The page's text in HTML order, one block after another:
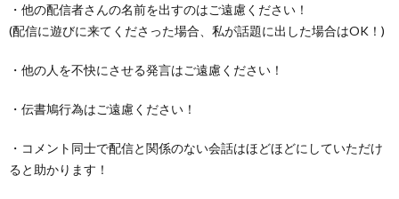
・他の配信者さんの名前を出すのはご遠慮ください！
(配信に遊びに来てくださった場合、私が話題に出した場合はOK！)
・他の人を不快にさせる発言はご遠慮ください！
・伝書鳩行為はご遠慮ください！
・コメント同士で配信と関係のない会話はほどほどにしていただけ
ると助かります！